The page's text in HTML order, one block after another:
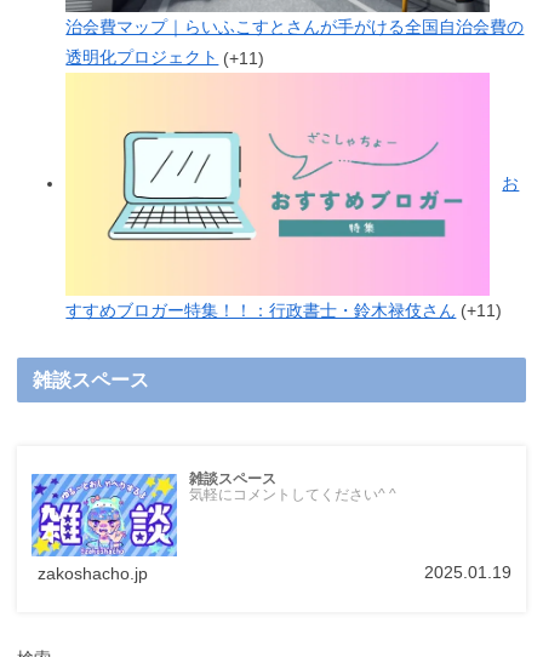
治会費マップ｜らいふこすとさんが手がける全国自治会費の
透明化プロジェクト
+11
お
すすめブロガー特集！！：行政書士・鈴木禄伎さん +11
雑談スペース
雑談スペース
気軽にコメントしてください^ ^
zakoshacho.jp 2025.01.19